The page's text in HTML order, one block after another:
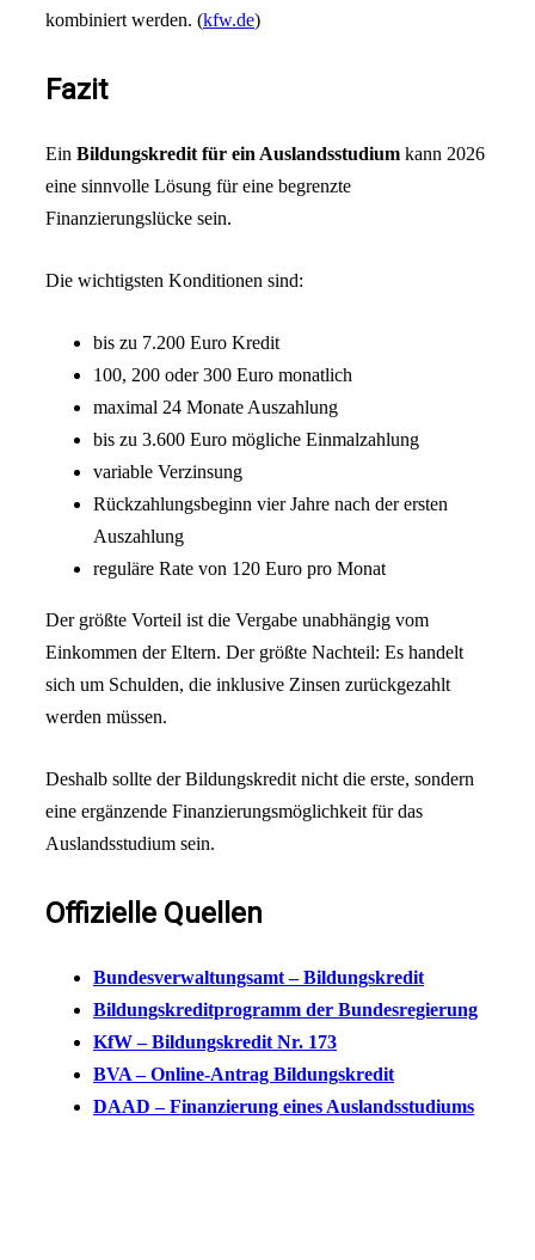
kombiniert werden. (kfw.de)
Fazit
Ein Bildungskredit für ein Auslandsstudium kann 2026
eine sinnvolle Lösung für eine begrenzte
Finanzierungslücke sein.
Die wichtigsten Konditionen sind:
bis zu 7.200 Euro Kredit
100, 200 oder 300 Euro monatlich
maximal 24 Monate Auszahlung
bis zu 3.600 Euro mögliche Einmalzahlung
variable Verzinsung
Rückzahlungsbeginn vier Jahre nach der ersten
Auszahlung
reguläre Rate von 120 Euro pro Monat
Der größte Vorteil ist die Vergabe unabhängig vom
Einkommen der Eltern. Der größte Nachteil: Es handelt
sich um Schulden, die inklusive Zinsen zurückgezahlt
werden müssen.
Deshalb sollte der Bildungskredit nicht die erste, sondern
eine ergänzende Finanzierungsmöglichkeit für das
Auslandsstudium sein.
Offizielle Quellen
Bundesverwaltungsamt – Bildungskredit
Bildungskreditprogramm der Bundesregierung
KfW – Bildungskredit Nr. 173
BVA – Online-Antrag Bildungskredit
DAAD – Finanzierung eines Auslandsstudiums